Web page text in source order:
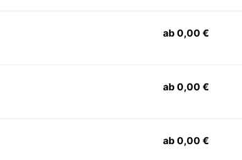
ab 0,00 €
ab 0,00 €
ab 0,00 €